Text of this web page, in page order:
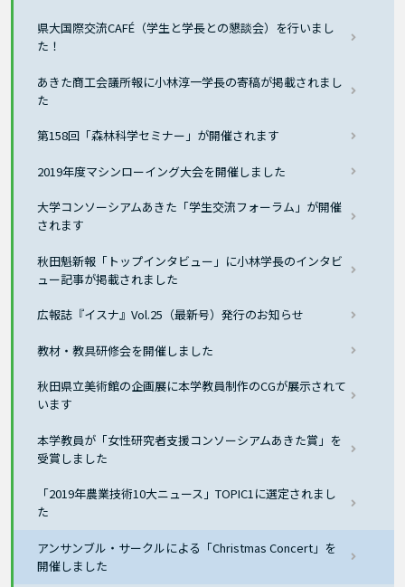
県大国際交流CAFÉ（学生と学長との懇談会）を行いまし
た！
あきた商工会議所報に小林淳一学長の寄稿が掲載されまし
た
第158回「森林科学セミナー」が開催されます
2019年度マシンローイング大会を開催しました
大学コンソーシアムあきた「学生交流フォーラム」が開催
されます
秋田魁新報「トップインタビュー」に小林学長のインタビ
ュー記事が掲載されました
広報誌『イスナ』Vol.25（最新号）発行のお知らせ
教材・教具研修会を開催しました
秋田県立美術館の企画展に本学教員制作のCGが展示されて
います
本学教員が「女性研究者支援コンソーシアムあきた賞」を
受賞しました
「2019年農業技術10大ニュース」TOPIC1に選定されまし
た
アンサンブル・サークルによる「Christmas Concert」を
開催しました